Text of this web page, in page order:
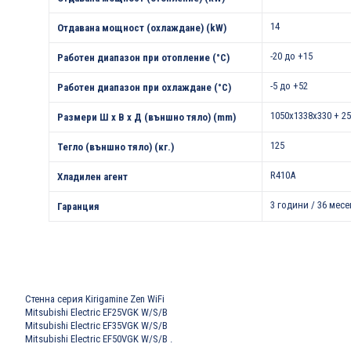
Отдавана мощност (охлаждане) (kW) 14
Работен диапазон при отопление (°С) -20 до +15
Работен диапазон при охлаждане (°С) -5 до +52
Размери Ш х В х Д (външно тяло) (mm) 1050x1338x330 + 25
Тегло (външно тяло) (кг.) 125
Хладилен агент R410A
Гаранция 3 години / 36
Стенна серия Kirigamine Zen WiFi
Mitsubishi Electric EF25VGK W/S/B
Mitsubishi Electric EF35VGK W/S/B
Mitsubishi Electric EF50VGK W/S/B